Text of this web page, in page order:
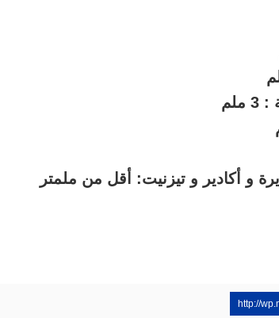
و أكادير و تيزنيت: أقل من ملمتر
http://